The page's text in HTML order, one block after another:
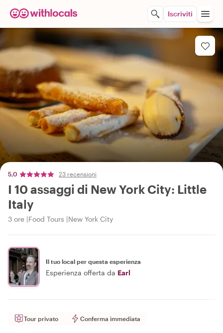
Iscriviti
5,0 23 recensioni
I 10 assaggi di New York City: Little
Italy
3 ore Food Tours New York City
Il tuo local per questa esperienza
Esperienza offerta da Earl
Tour privato Conferma immediata